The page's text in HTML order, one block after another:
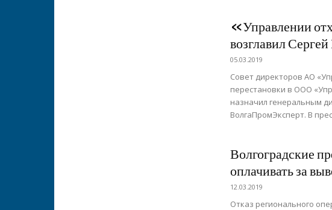
«Управлении
возглавил
05.03.2019
Совет директоров АО
перестановки в ООО
назначил генеральным
ВолгаПромЭксперт. В
Волгоградские
оплачивать за
12.03.2019
Отказ регионального